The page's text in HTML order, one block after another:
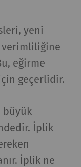
yeni
verimliliğine
eğirme
geçerlidir.
büyük
İplik
İplik ne